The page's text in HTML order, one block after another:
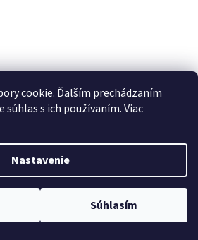
cookie. Ďalším prechádzaním
s ich používaním. Viac
Nastavenie
Súhlasím